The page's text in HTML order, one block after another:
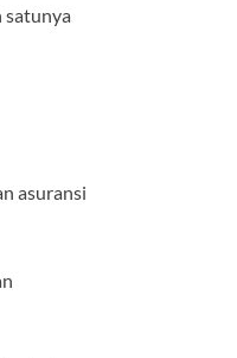
satunya
asuransi